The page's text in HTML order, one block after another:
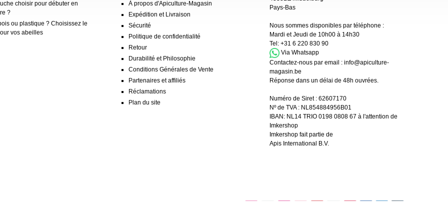
choisir pour débuter en
?
ou plastique ? Choisissez le
vos abeilles
À propos d'Apiculture-Magasin
Expédition et Livraison
Sécurité
Politique de confidentialité
Retour
Durabilité et Philosophie
Conditions Générales de Vente
Partenaires et affiliés
Réclamations
Plan du site
Pays-Bas
Nous sommes disponibles par téléphone :
Mardi et Jeudi de 10h00 à 14h30
Tel: +31 6 220 830 90
Via Whatsapp
Contactez-nous par email : info@apiculture-
magasin.be
Réponse dans un délai de 48h ouvrées.
Numéro de Siret : 62607170
Nº de TVA : NL854884956B01
IBAN: NL14 TRIO 0198 0808 67 à l'attention de
Imkershop
Imkershop fait partie de
Apis International B.V.